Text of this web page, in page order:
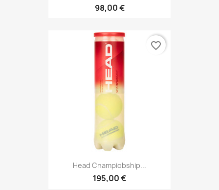
98,00 €
Head Champiobship...
195,00 €
favorite_border